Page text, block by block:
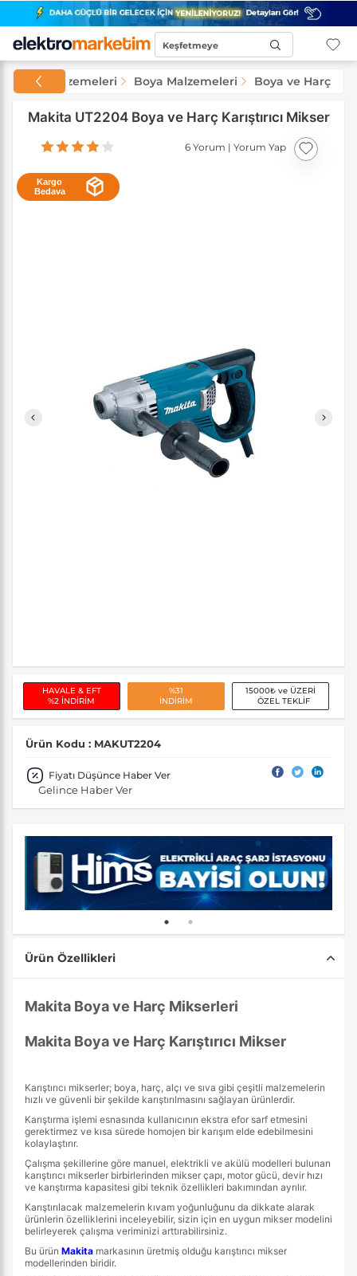
Keşfetmeye
Yapı Malzemeleri Boya Malzemeleri Boya ve Harç
Makita UT2204 Boya ve Harç Karıştırıcı Mikser
6 Yorum |Yorum Yap
Kargo
Bedava
HAVALE & EFT
%2 İNDİRİM
%31
İNDİRİM
15000₺ ve ÜZERİ
ÖZEL TEKLİF
Ürün Kodu : MAKUT2204
Fiyatı Düşünce Haber Ver
Gelince Haber Ver
Ürün Özellikleri
Makita Boya ve Harç Mikserleri
Makita Boya ve Harç Karıştırıcı Mikser
Karıştırıcı mikserler; boya, harç, alçı ve sıva gibi çeşitli malzemelerin
hızlı ve güvenli bir şekilde karıştırılmasını sağlayan ürünlerdir.
Karıştırma işlemi esnasında kullanıcının ekstra efor sarf etmesini
gerektirmez ve kısa sürede homojen bir karışım elde edebilmesini
kolaylaştırır.
Çalışma şekillerine göre manuel, elektrikli ve akülü modelleri bulunan
karıştırıcı mikserler birbirlerinden mikser çapı, motor gücü, devir hızı
ve karıştırma kapasitesi gibi teknik özellikleri bakımından ayrılır.
Karıştırılacak malzemelerin kıvam yoğunluğunu da dikkate alarak
ürünlerin özelliklerini inceleyebilir, sizin için en uygun mikser modelini
belirleyerek çalışma veriminizi arttırabilirsiniz.
Bu ürün Makita markasının üretmiş olduğu karıştırıcı mikser
modellerinden biridir.